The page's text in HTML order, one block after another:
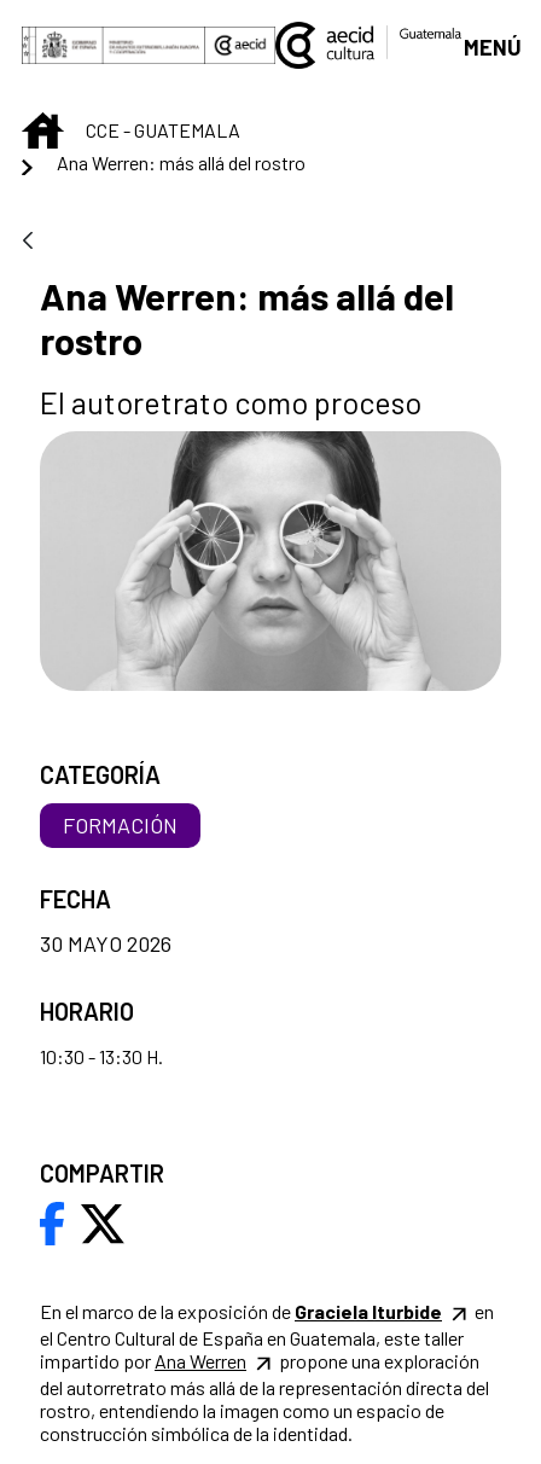
Saltar al contenido principal
MENÚ
INICIOCCE - GUATEMALA
Ana Werren: más allá del rostro
Ana Werren: más allá del
rostro
El autoretrato como proceso
En el marco de la exposición de Graciela Iturbide
en
el Centro Cultural de España en Guatemala, este taller
impartido por Ana Werren
propone una exploración
del autorretrato más allá de la representación directa del
rostro, entendiendo la imagen como un espacio de
construcción simbólica de la identidad.
CATEGORÍA
FORMACIÓN
FECHA
30 MAYO 2026
HORARIO
10:30 - 13:30 H.
COMPARTIR